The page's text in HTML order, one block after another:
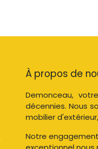
À propos de
Demonceau,
décennies. Nous
mobilier
Notre